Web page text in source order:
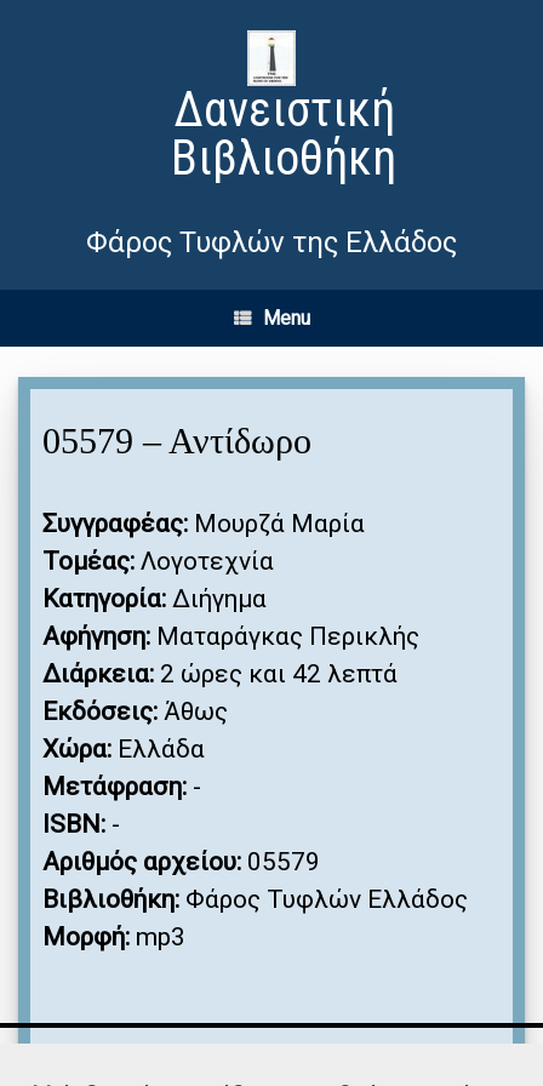
Δανειστική
Βιβλιοθήκη
Φάρος Τυφλών της Ελλάδος
Menu
05579 – Αντίδωρο
Συγγραφέας: Μουρζά Μαρία
Τομέας: Λογοτεχνία
Κατηγορία: Διήγημα
Αφήγηση: Ματαράγκας Περικλής
Διάρκεια: 2 ώρες και 42 λεπτά
Εκδόσεις: Άθως
Χώρα: Ελλάδα
Μετάφραση: -
ISBN: -
Αριθμός αρχείου: 05579
Βιβλιοθήκη: Φάρος Τυφλών Ελλάδος
Μορφή: mp3